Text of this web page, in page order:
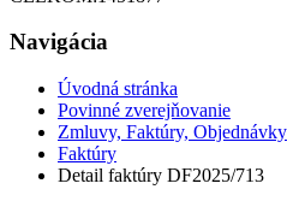
Navigácia
Úvodná stránka
Povinné zverejňovanie
Zmluvy, Faktúry, Objednávky
Faktúry
Detail faktúry DF2025/713